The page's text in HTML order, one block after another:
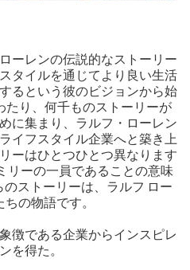
ーレンの伝説的なストーリー
タイルを通じてより良い生活
るという彼のビジョンから始
たり、何千ものストーリーが
に集まり、ラルフ・ローレン
イフスタイル企業へと築き上
ーはひとつひとつ異なります
リーの一員であることの意味
ストーリーは、ラルフ ロー
の物語です。
徴である企業からインスピレ
を得た。